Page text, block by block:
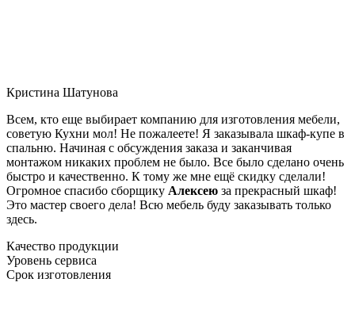
Кристина Шатунова
Всем, кто еще выбирает компанию для изготовления мебели,
советую Кухни мол! Не пожалеете! Я заказывала шкаф-купе в
спальню. Начиная с обсуждения заказа и заканчивая
монтажом никаких проблем не было. Все было сделано очень
быстро и качественно. К тому же мне ещё скидку сделали!
Огромное спасибо сборщику Алексею за прекрасный шкаф!
Это мастер своего дела! Всю мебель буду заказывать только
здесь.
Качество продукции
Уровень сервиса
Срок изготовления